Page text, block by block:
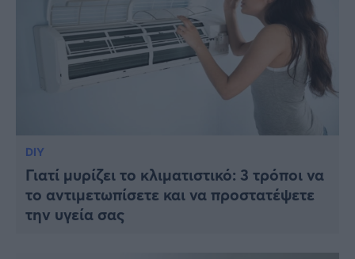
DIY
Γιατί μυρίζει το κλιματιστικό: 3 τρόποι να
το αντιμετωπίσετε και να προστατέψετε
την υγεία σας